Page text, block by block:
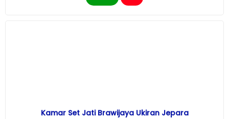
Kamar Set Jati Brawijaya Ukiran Jepara